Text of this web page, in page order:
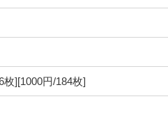
枚][1000円/184枚]